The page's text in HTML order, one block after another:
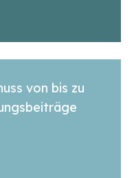
von bis zu